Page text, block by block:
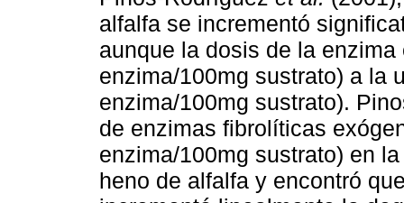
alfalfa se incrementó
aunque la dosis de la
enzima/100mg sustrato) a la
enzima/100mg sustrato).
de enzimas fibrolíticas
enzima/100mg sustrato) en
heno de alfalfa y encontró